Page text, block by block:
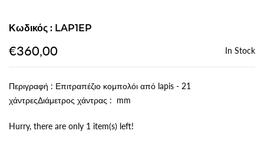
Κωδικός : LAP1EP
€360,00 In Stock
Περιγραφή : Επιτραπέζιο κομπολόι από lapis - 21
χάντρεςΔιάμετρος χάντρας : mm
Hurry, there are only 1 item(s) left!